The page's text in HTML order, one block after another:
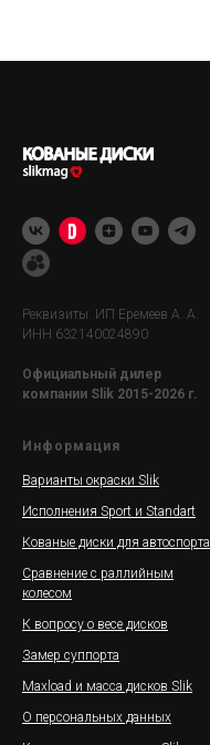
Реквизиты: ИП Еремеев А. А.
ИНН 632140024890
Официальный дилер
компании Slik 2015-2026 г.
Информация
Варианты окраски Slik
Исполнения Sport и Standart
Кованые диски для автоспорта
Сравнение с раллийным
колесом
К вопросу о весе дисков
Замер суппорта
Maxload и масса дисков Slik
О персональных данных